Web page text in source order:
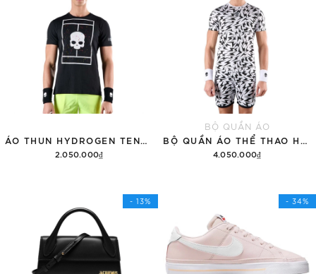
2.050.000₫
BỘ QUẦN ÁO
4.050.000₫
- 13% - 34%